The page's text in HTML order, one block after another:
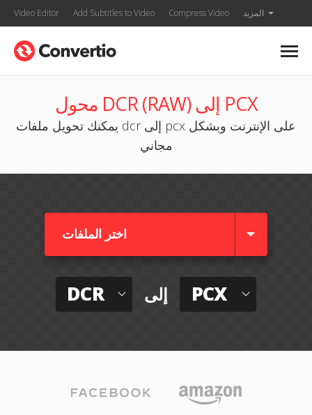
Video Editor Add Subtitles to Video Compress Video المزيد
محول DCR (RAW) إلى PCX
يمكنك تحويل ملفات dcr إلى pcx على الإنترنت وبشكل
مجاني
اختر الملفات
DCR إلى PCX